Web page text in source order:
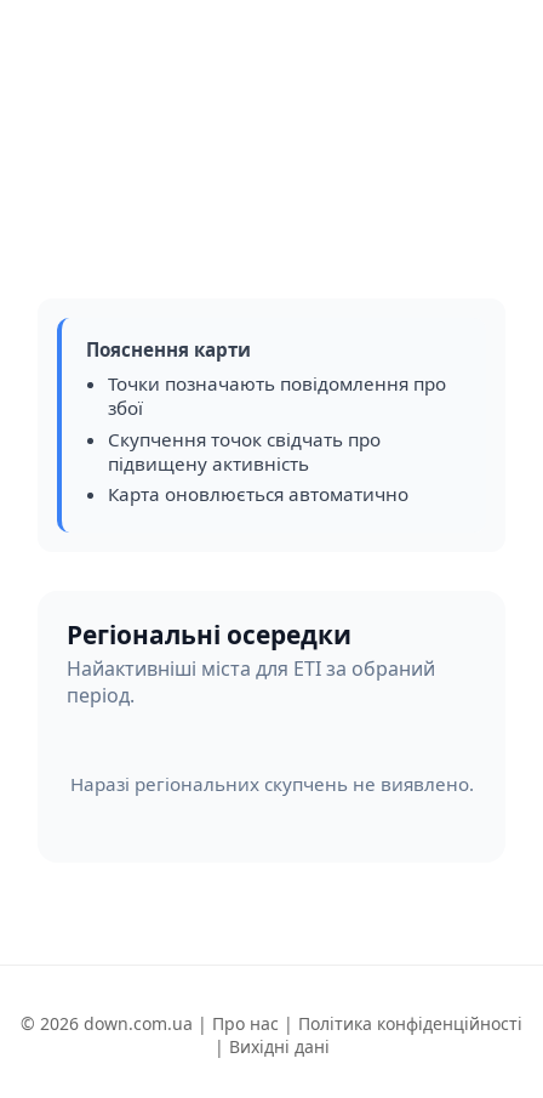
Пояснення карти
Точки позначають повідомлення про
збої
Скупчення точок свідчать про
підвищену активність
Карта оновлюється автоматично
Регіональні осередки
Найактивніші міста для ETI за обраний
період.
Наразі регіональних скупчень не виявлено.
© 2026 down.com.ua | Про нас | Політика конфіденційності
| Вихідні дані